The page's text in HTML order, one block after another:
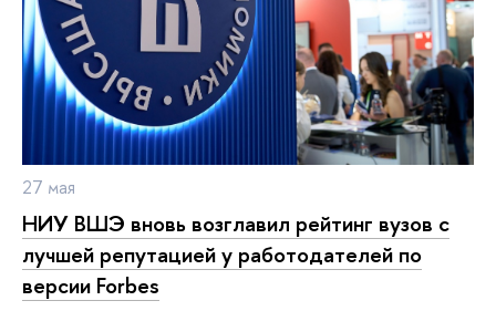
27 мая
НИУ ВШЭ вновь возглавил рейтинг вузов с
лучшей репутацией у работодателей по
версии Forbes